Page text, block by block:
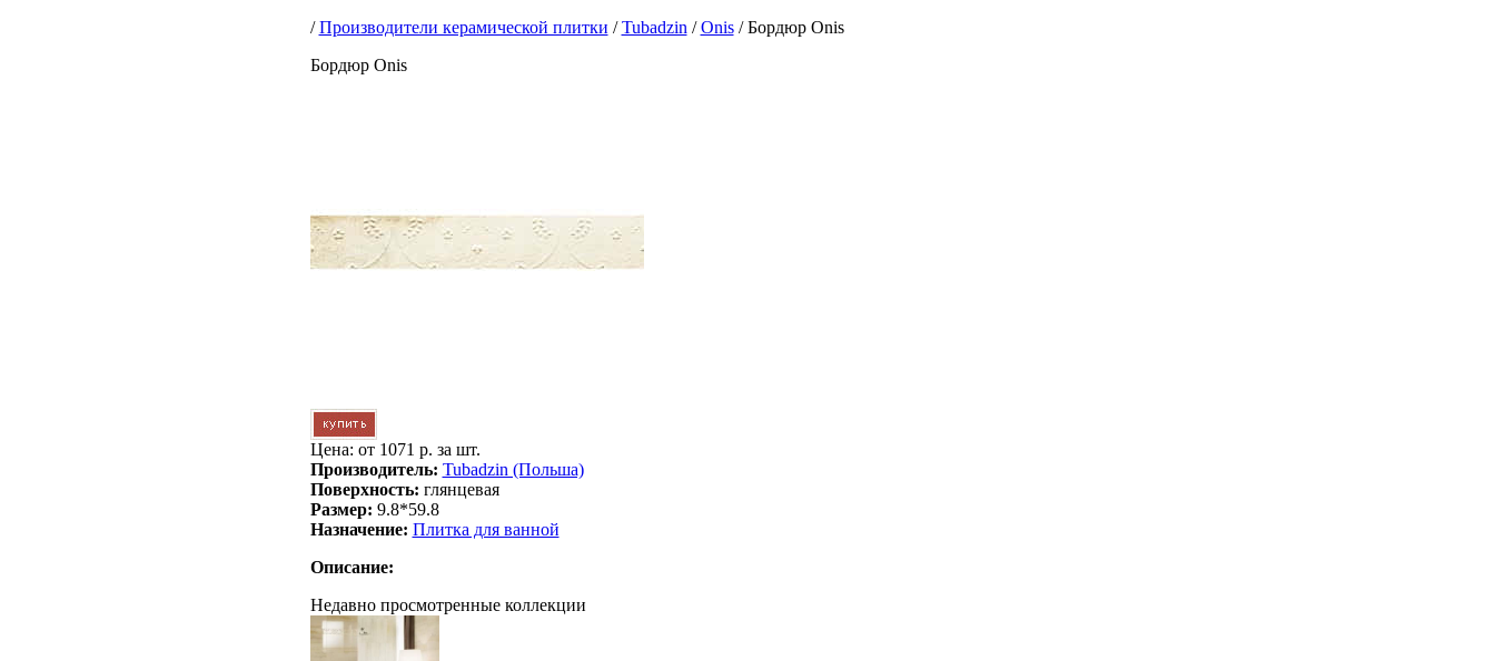
/Производители керамической плитки /Tubadzin /Onis/ Бордюр Onis
Бордюр Onis
Цена: от 1071 р. за шт.
Производитель: Tubadzin (Польша)
Поверхность: глянцевая
Размер: 9.8*59.8
Назначение: Плитка для ванной
Описание:
Недавно просмотренные коллекции